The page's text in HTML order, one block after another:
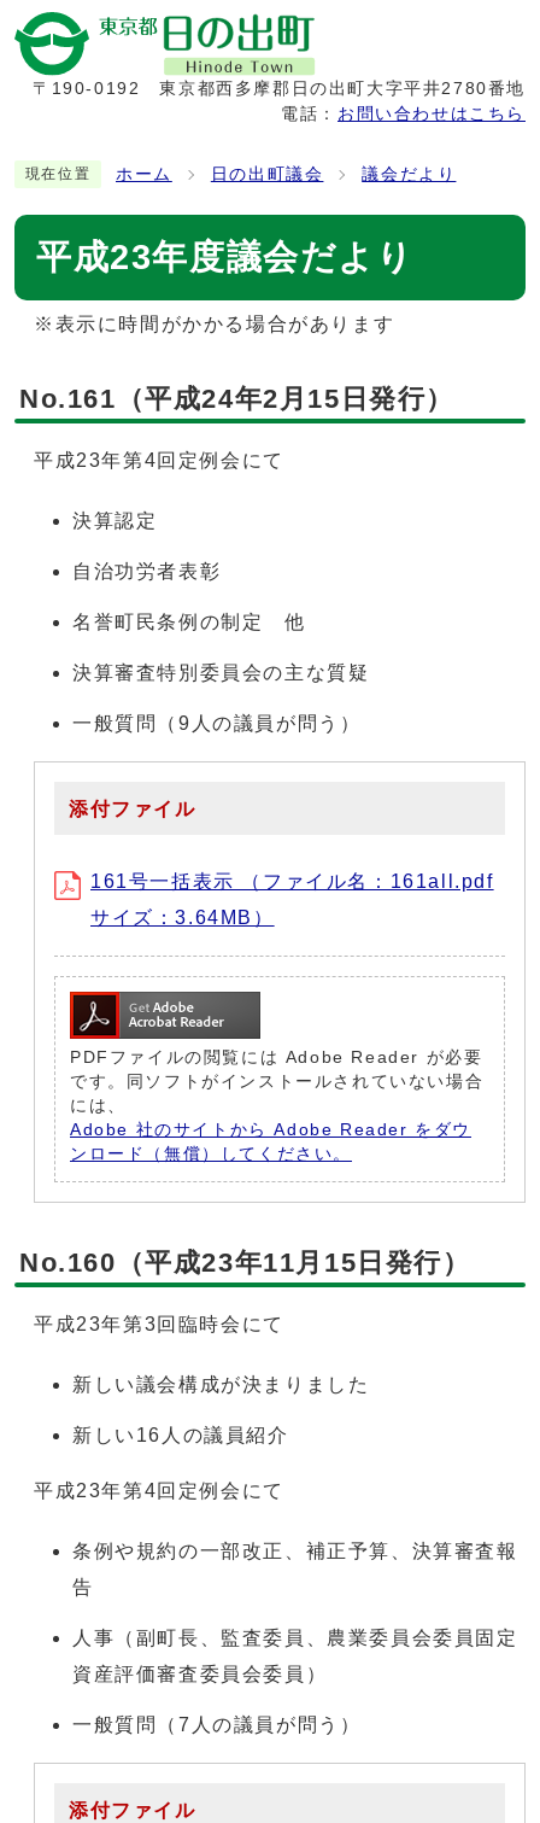
〒190-0192
東京都西多摩郡日の出町大字平井2780番地
電話： お問い合わせはこちら
現在位置 ホーム 日の出町議会 議会だより
平成23年度議会だより
※表示に時間がかかる場合があります
No.161（平成24年2月15日発行）
平成23年第4回定例会にて
決算認定
自治功労者表彰
名誉町民条例の制定 他
決算審査特別委員会の主な質疑
一般質問（9人の議員が問う）
添付ファイル
161号一括表示 （ファイル名：161all.pdf
サイズ：3.64MB）
PDFファイルの閲覧には Adobe Reader が必要
です。同ソフトがインストールされていない場合
には、
Adobe 社のサイトから Adobe Reader をダウ
ンロード（無償）してください。
No.160（平成23年11月15日発行）
平成23年第3回臨時会にて
新しい議会構成が決まりました
新しい16人の議員紹介
平成23年第4回定例会にて
条例や規約の一部改正、補正予算、決算審査報
告
人事（副町長、監査委員、農業委員会委員固定
資産評価審査委員会委員）
一般質問（7人の議員が問う）
添付ファイル